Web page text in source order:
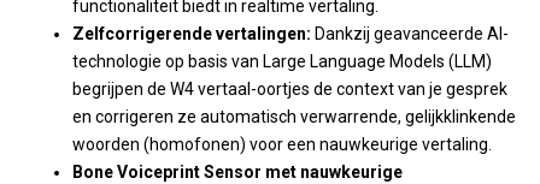
functionaliteit biedt in realtime vertaling.
Zelfcorrigerende vertalingen: Dankzij geavanceerde AI-
technologie op basis van Large Language Models (LLM)
begrijpen de W4 vertaal-oortjes de context van je gesprek
en corrigeren ze automatisch verwarrende, gelijkklinkende
woorden (homofonen) voor een nauwkeurige vertaling.
Bone Voiceprint Sensor met nauwkeurige